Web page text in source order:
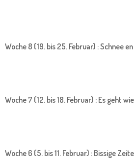
Woche 8 (19. bis 25. Februar) : Schnee
Woche 7 (12. bis 18. Februar) : Es geht
Woche 6 (5. bis 11. Februar) : Bissige